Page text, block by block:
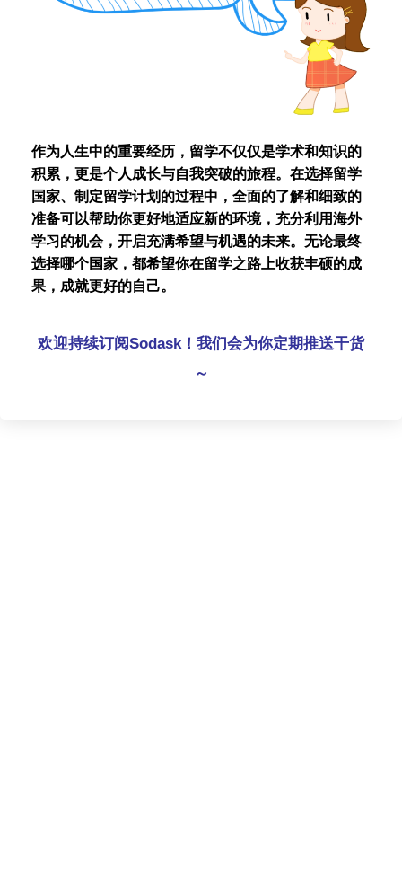
作为人生中的重要经历，留学不仅仅是学术和知识的
积累，更是个人成长与自我突破的旅程。在选择留学
国家、制定留学计划的过程中，全面的了解和细致的
准备可以帮助你更好地适应新的环境，充分利用海外
学习的机会，开启充满希望与机遇的未来。无论最终
选择哪个国家，都希望你在留学之路上收获丰硕的成
果，成就更好的自己。
欢迎持续订阅Sodask！我们会为你定期推送干货
～